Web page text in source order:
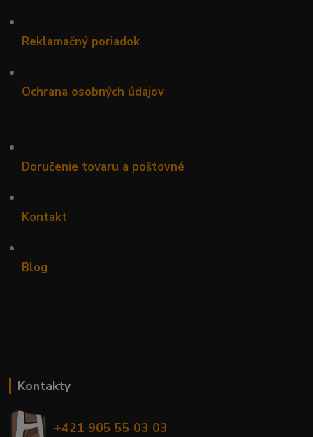
•
Reklamačný poriadok
•
Ochrana osobných údajov
•
Doručenie tovaru a poštovné
•
Kontakt
•
Blog
Kontakty
+421 905 55 03 03